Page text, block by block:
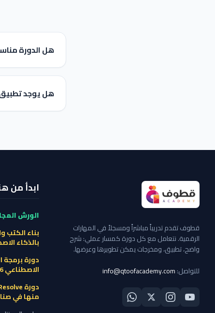
هل الدورة
هل يوجد
قطوف تقدم تدريباً مباشراً ومسجلاً في المهارات
الرقمية. نتعامل مع كل دورة كمسار عملي: شرح
واضح، تطبيق، ومخرجات يمكن تطويرها وعرضها.
للتواصل:info@qtoofacademy.com
ابدأ من
الورش
بناء الكتب
بالذكاء
دورة برمجة
الاصطناعي 2026 ←
منها في